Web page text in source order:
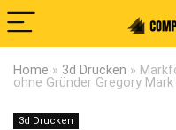
Home » 3d Drucken »
ohne Gründer Gregory
3d Drucken